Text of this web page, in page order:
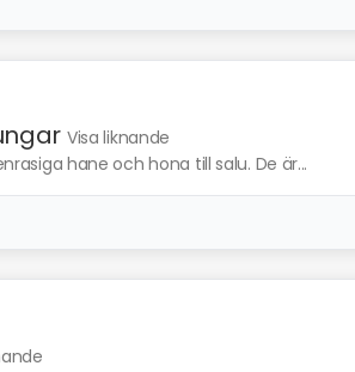
Visa liknande
hane och hona till salu. De är...